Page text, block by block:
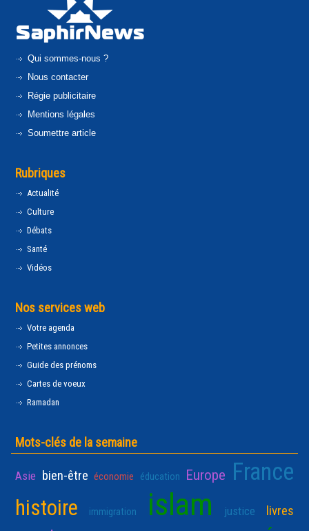
Qui sommes-nous ?
Nous contacter
Régie publicitaire
Mentions légales
Soumettre article
Rubriques
Actualité
Culture
Débats
Santé
Vidéos
Nos services web
Votre agenda
Petites annonces
Guide des prénoms
Cartes de voeux
Ramadan
Mots-clés de la semaine
Asie bien-être économie éducation Europe France
histoire immigration islam justice livres